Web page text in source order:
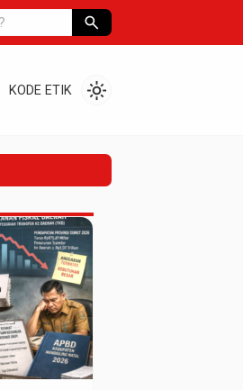
search
KODE ETIK light_mode